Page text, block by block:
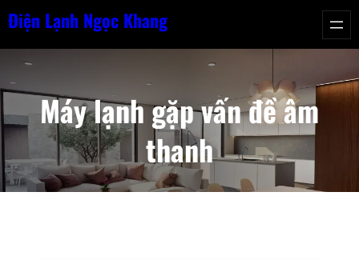
Chuyển
nội
Điện Lạnh Ngọc Khang
Máy lạnh gặp vấn đề âm
thanh